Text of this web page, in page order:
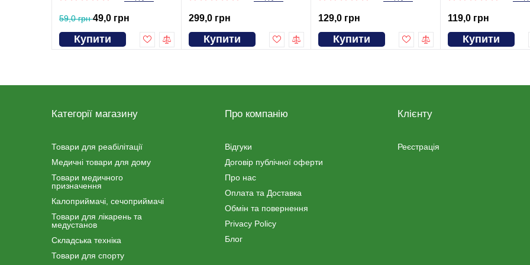
59,0 грн49,0 грн
Купити
299,0 грн
Купити
129,0 грн
Купити
119,0 грн
Купити
Категорії магазину
Товари для реабілітації
Медичні товари для дому
Товари медичного
призначення
Калоприймачі, сечоприймачі
Товари для лікарень та
медустанов
Складська техніка
Товари для спорту
Про компанію
Відгуки
Договір публічної оферти
Про нас
Оплата та Доставка
Обмін та повернення
Privacy Policy
Блог
Клієнту
Реєстрація